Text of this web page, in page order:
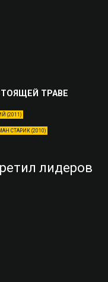
ТРАВЕ
(2011)
СТАРИК (2010)